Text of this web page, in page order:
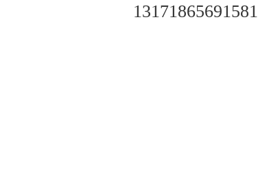
13171865691581